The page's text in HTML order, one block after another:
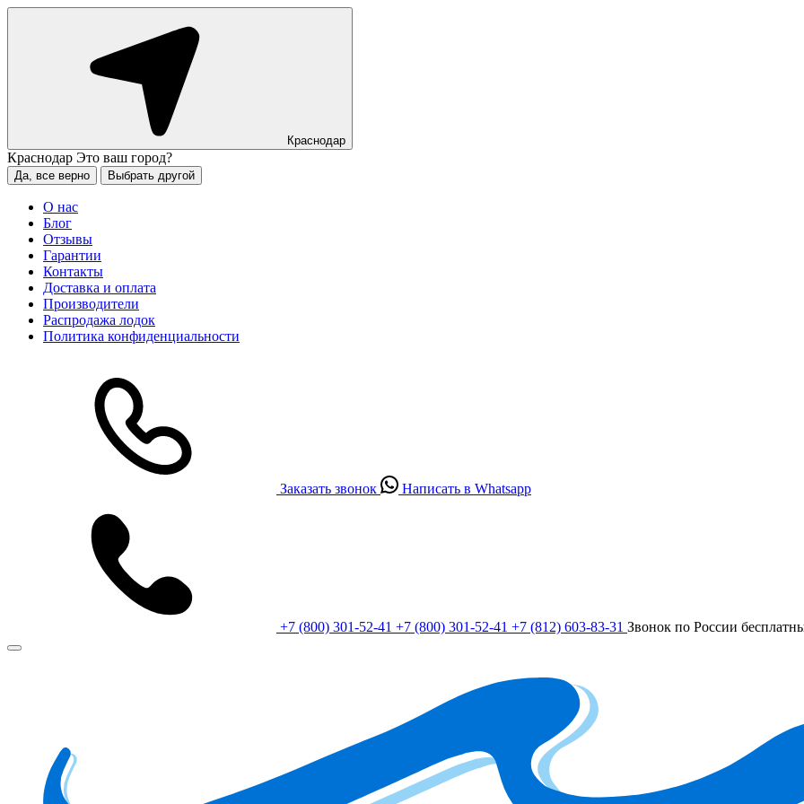
Краснодар
Краснодар Это ваш город?
Да, все верно Выбрать другой
О нас
Блог
Отзывы
Гарантии
Контакты
Доставка и оплата
Производители
Распродажа лодок
Политика конфиденциальности
Заказать звонок Написать в Whatsapp
+7 (800) 301-52-41 +7 (800) 301-52-41 +7 (812) 603-83-31 Звонок по России